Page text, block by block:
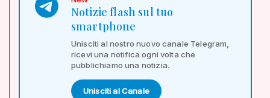
Notizie flash sul tuo
smartphone
Unisciti al nostro nuovo canale Telegram,
ricevi una notifica ogni volta che
pubblichiamo una notizia.
Unisciti al Canale